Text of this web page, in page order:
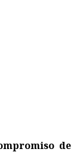
de